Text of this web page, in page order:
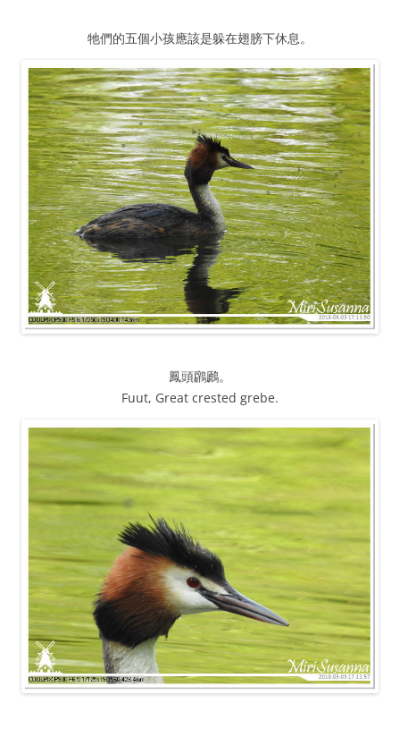
牠們的五個小孩應該是躲在翅膀下休息。
鳳頭鸊鷉。
Fuut, Great crested grebe.